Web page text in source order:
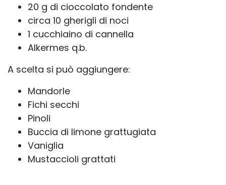
20 g di cioccolato fondente
circa 10 gherigli di noci
1 cucchiaino di cannella
Alkermes q.b.
A scelta si può aggiungere:
Mandorle
Fichi secchi
Pinoli
Buccia di limone grattugiata
Vaniglia
Mustaccioli grattati